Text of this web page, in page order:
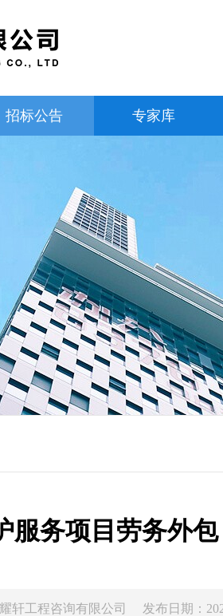
招标公告 专家库
服务项目劳务外
轩工程咨询有限公司 发布日期：